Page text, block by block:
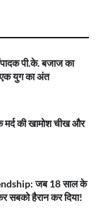
पी.के. बजाज का
एक युग का अंत
की खामोश चीख और
जब 18 साल के
सबको हैरान कर दिया!